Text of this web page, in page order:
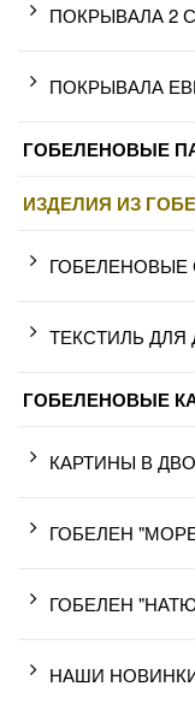
ПОКРЫВАЛА 2
ПОКРЫВАЛА
ГОБЕЛЕНОВЫЕ
ИЗДЕЛИЯ ИЗ
ГОБЕЛЕНОВЫЕ
ТЕКСТИЛЬ
ГОБЕЛЕНОВЫЕ
КАРТИНЫ В
ГОБЕЛЕН
ГОБЕЛЕН
НАШИ